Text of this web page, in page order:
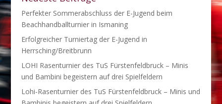
Perfekter Sommerabschluss der E-Jugend beim
Beachhandballturnier in Ismaning
Erfolgreicher Turniertag der E-Jugend in
Herrsching/Breitbrunn
LOHI Rasenturnier des TuS Fürstenfeldbruck – Minis
und Bambini begeistern auf drei Spielfeldern
Lohi-Rasenturnier des TuS Fürstenfeldbruck – Minis und